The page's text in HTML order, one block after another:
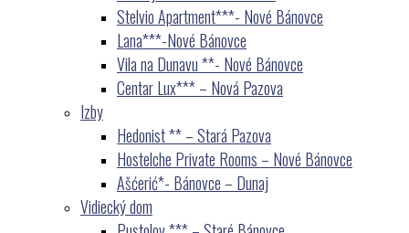
Stelvio Apartment***- Nové Bánovce
Lana***-Nové Bánovce
Vila na Dunavu **- Nové Bánovce
Centar Lux*** – Nová Pazova
Izby
Hedonist ** – Stará Pazova
Hostelche Private Rooms – Nové Bánovce
Ašćerić*- Bánovce – Dunaj
Vidiecký dom